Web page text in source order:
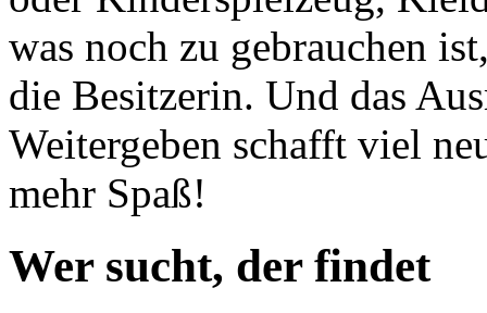
was noch zu gebrauchen
die Besitzerin. Und das
Weitergeben schafft viel
mehr Spaß!
Wer sucht, der findet